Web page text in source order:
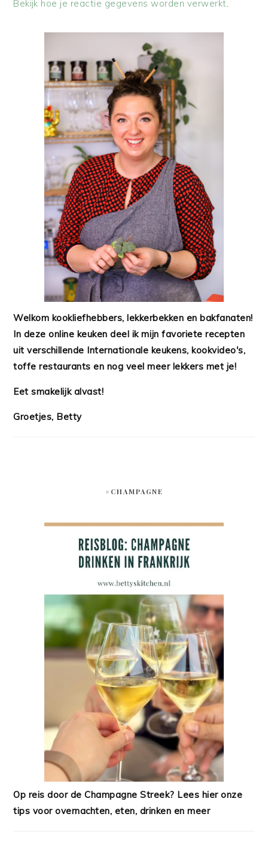
Bekijk hoe je reactie gegevens worden verwerkt.
Welkom kookliefhebbers, lekkerbekken en bakfanaten!
In deze online keuken deel ik mijn favoriete recepten
uit verschillende Internationale keukens, kookvideo's,
toffe restaurants en nog veel meer lekkers met je!
Eet smakelijk alvast!
Groetjes, Betty
#CHAMPAGNE
Op reis door de Champagne Streek? Lees hier onze
tips voor overnachten, eten, drinken en meer